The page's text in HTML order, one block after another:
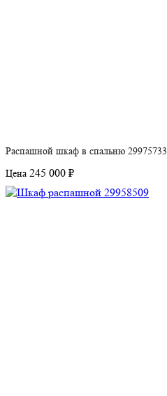
Распашной шкаф в спальню 29975733
Цена 245 000 ₽